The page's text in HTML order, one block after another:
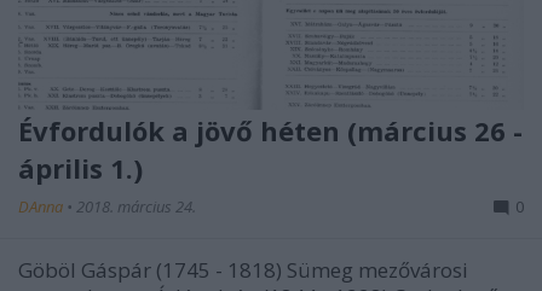
Évfordulók a jövő héten (március 26 -
április 1.)
DAnna • 2018. március 24. 0
Göböl Gáspár (1745 - 1818) Sümeg mezővárosi